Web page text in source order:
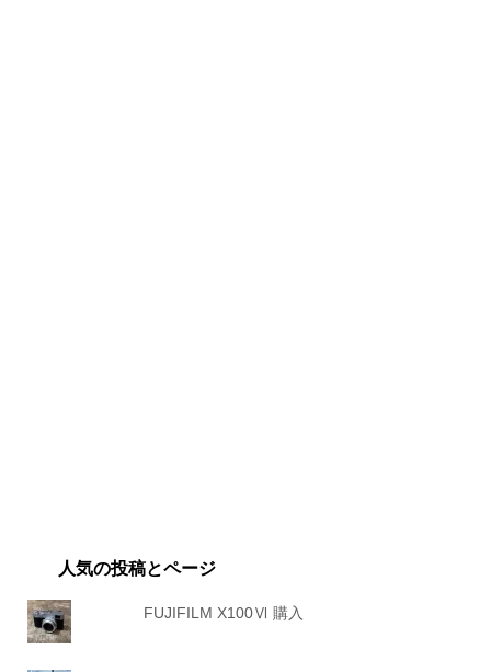
人気の投稿とページ
FUJIFILM X100Ⅵ 購入